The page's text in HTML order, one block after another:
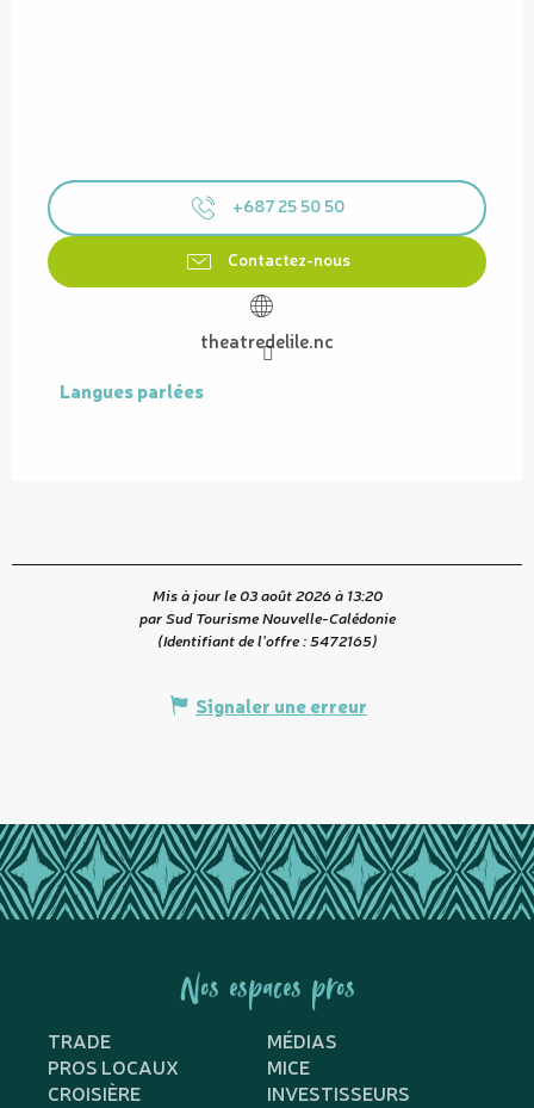
+687 25 50 50
Contactez-nous
theatredelile.nc
Langues parlées
Langues parlées
Mis à jour le 03 août 2026 à 13:20
par Sud Tourisme Nouvelle-Calédonie
(Identifiant de l'offre :5472165)
Signaler une erreur
Nos espaces pros
TRADE
MÉDIAS
PROS LOCAUX
MICE
CROISIÈRE
INVESTISSEURS